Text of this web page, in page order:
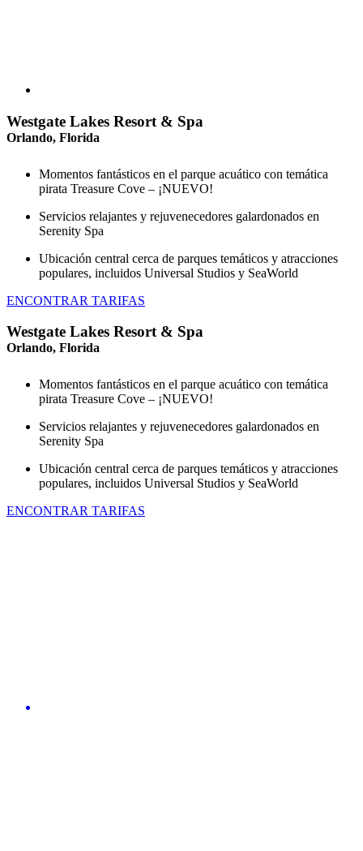
Westgate Lakes Resort & Spa
Orlando, Florida
Momentos fantásticos en el parque acuático con temática
pirata Treasure Cove – ¡NUEVO!
Servicios relajantes y rejuvenecedores galardonados en
Serenity Spa
Ubicación central cerca de parques temáticos y atracciones
populares, incluidos Universal Studios y SeaWorld
ENCONTRAR TARIFAS
Westgate Lakes Resort & Spa
Orlando, Florida
Momentos fantásticos en el parque acuático con temática
pirata Treasure Cove – ¡NUEVO!
Servicios relajantes y rejuvenecedores galardonados en
Serenity Spa
Ubicación central cerca de parques temáticos y atracciones
populares, incluidos Universal Studios y SeaWorld
ENCONTRAR TARIFAS